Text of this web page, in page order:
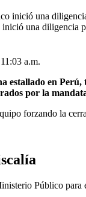
una diligencia
a.m.
estallado en
por la
forzando la
Público para